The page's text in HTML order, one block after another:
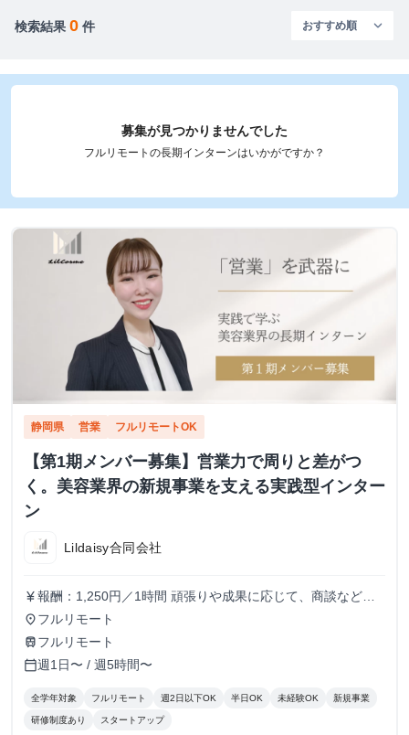
検索結果 0 件
募集が見つかりませんでした
フルリモートの長期インターンはいかがですか？
静岡県 営業 フルリモートOK
【第1期メンバー募集】営業力で周りと差がつ
く。美容業界の新規事業を支える実践型インター
ン
Lildaisy合同会社
currency_yen 報酬：1,250円／1時間 頑張りや成果に応じて、商談などよ
り裁量のある業務にもチャレンジできます。 しっかりとし
た評価体制を設け、時給アップも随時検討していきます！
place フルリモート
train フルリモート
calendar_today週1日〜 / 週5時間〜
全学年対象 フルリモート 週2日以下OK 半日OK 未経験OK 新規事業
研修制度あり スタートアップ